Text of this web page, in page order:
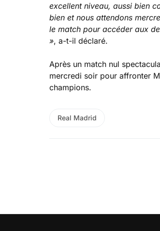
excellent niveau, aussi bien
bien et nous attendons
le match pour accéder aux
», a-t-il déclaré.
Après un match nul
mercredi soir pour affronter
champions.
Real Madrid